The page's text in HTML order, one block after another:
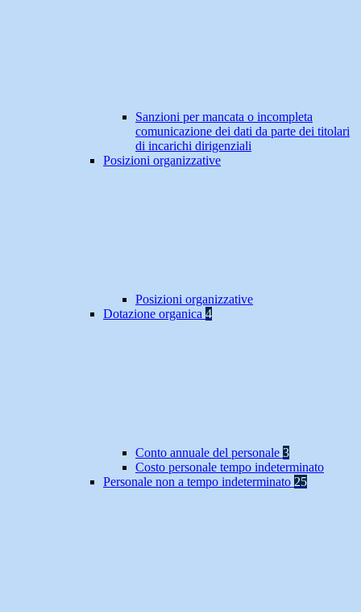
Sanzioni per mancata o incompleta
comunicazione dei dati da parte dei titolari
di incarichi dirigenziali
Posizioni organizzative
Posizioni organizzative
Dotazione organica 4
Conto annuale del personale 3
Costo personale tempo indeterminato
Personale non a tempo indeterminato 25